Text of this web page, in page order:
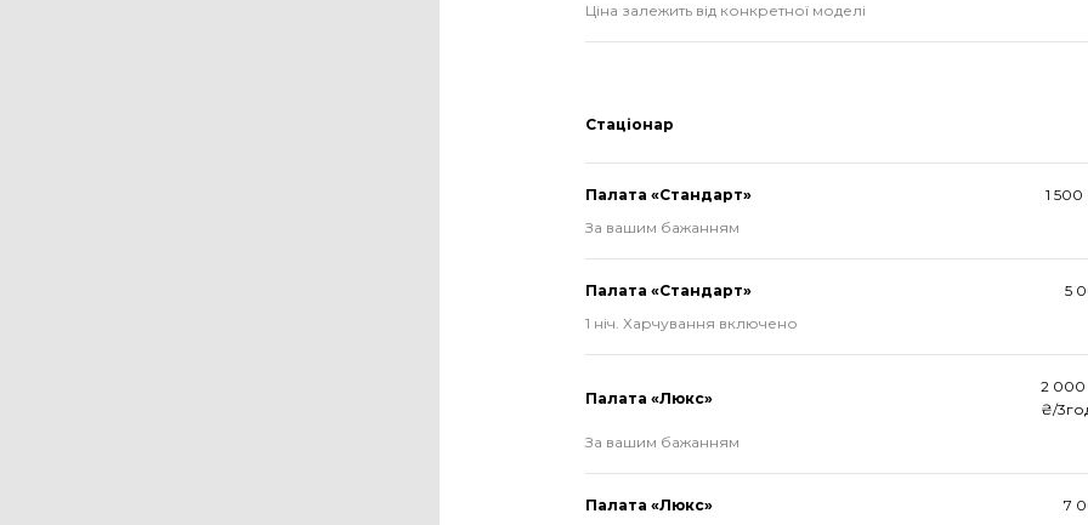
Ціна залежить від конкретної моделі
Стаціонар
Палата «Стандарт»
1
За вашим бажанням
Палата «Стандарт»
5
1 ніч. Харчування включено
Палата «Люкс»
2 000
₴/
За вашим бажанням
Палата «Люкс»
7